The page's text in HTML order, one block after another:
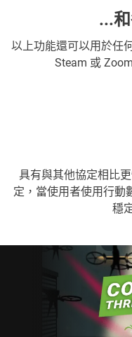
...
以上功能還可以用於任
Steam 或
具有與其他協定相比
定，當使用者使用行動
穩